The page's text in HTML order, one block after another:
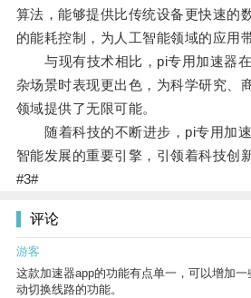
算法，能够提供比传统设备更快速的
的能耗控制，为人工智能领域的应用
与现有技术相比，pi专用加速器在
杂场景时表现更出色，为科学研究、
领域提供了无限可能。
随着科技的不断进步，pi专用加速
智能发展的重要引擎，引领着科技创
#3#
评论
游客
这款加速器app的功能有点单一，可以增加
动切换线路的功能。